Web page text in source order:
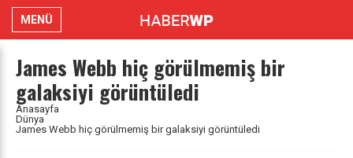
MENÜ
James Webb hiç görülmemiş bir
galaksiyi görüntüledi
Anasayfa
Dünya
James Webb hiç görülmemiş bir galaksiyi görüntüledi